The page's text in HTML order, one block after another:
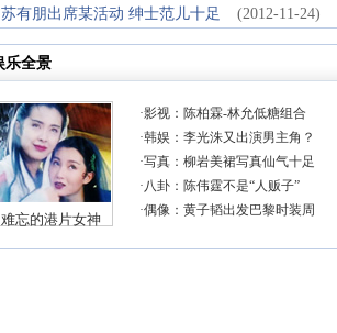
苏有朋出席某活动 绅士范儿十足
(2012-11-24)